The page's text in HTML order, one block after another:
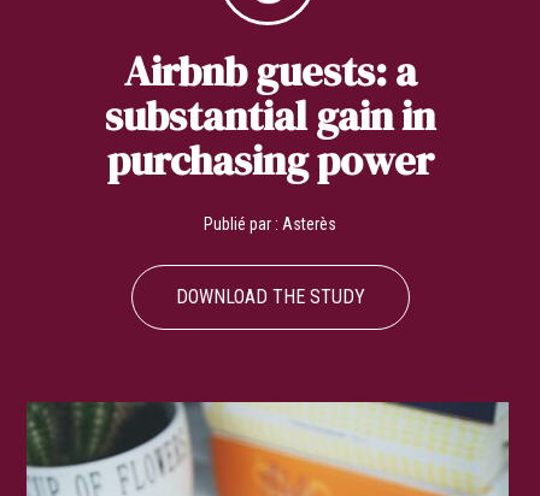
Airbnb guests: a
substantial gain in
purchasing power
Publié par : Asterès
DOWNLOAD THE STUDY